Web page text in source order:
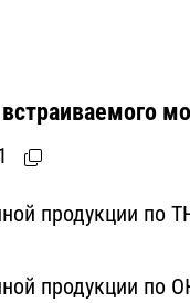
продукции по
продукции по